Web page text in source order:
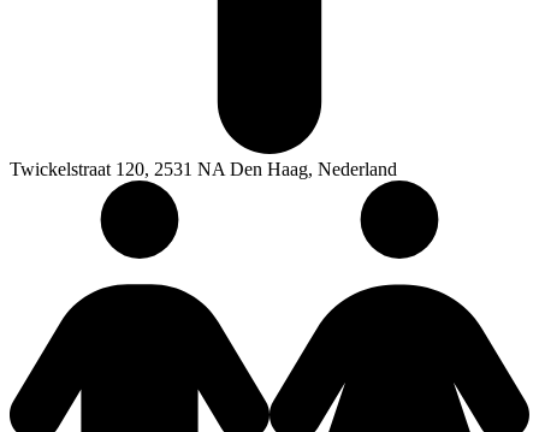
Twickelstraat 120, 2531 NA Den Haag, Nederland